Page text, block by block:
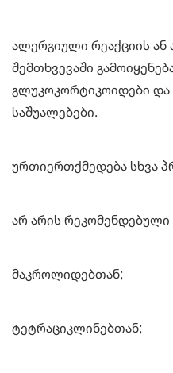
ალერგიული რეაქციის ან
შემთხვევაში
გლუკოკორტიკოიდები და
საშუალებები.
ურთიერთქმედება სხვა
არ არის
მაკროლიდებთან;
ტეტრაციკლინებთან;